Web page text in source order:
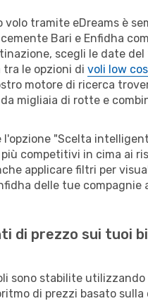
volo tramite eDreams è
Bari e Enfidha
scegli le date del
le opzioni di voli low
motore di ricerca
migliaia di rotte e
l'opzione "Scelta
competitivi in cima ai
applicare filtri per
delle tue compagnie
di prezzo sui tuoi
sono stabilite utilizzando
di prezzi basato sulla